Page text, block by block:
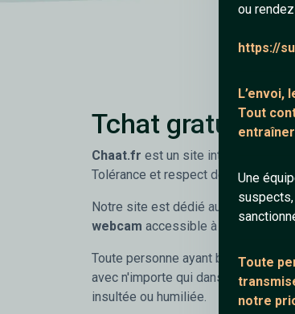
ou
https://
L’envoi,
Tout
Une
Toute
notre
Tchat gratuit
Chaat.fr est un site internet ouvert
Tolérance et respect de chacun !
Notre site est dédié aux
webcam accessible à tous, où que
Toute personne ayant besoin de
avec n'importe qui dans le respect
insultée ou humiliée.